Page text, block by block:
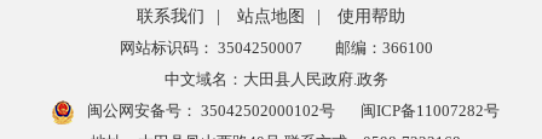
联系我们 站点地图
使用帮助
网站标识码： 3504250007
邮编：366100
中文域名：大田县人民政府.政务
闽公网安备号： 35042502000102号
闽ICP备11007282号